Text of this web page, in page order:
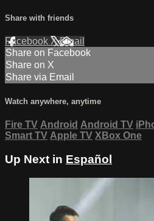
Share with friends
Facebook XEmail
Share on Facebook
Share on X
Share via Email
Watch anywhere, anytime
Fire TV Android Android TV
Smart TV Apple TV XBox One
Up Next in Español